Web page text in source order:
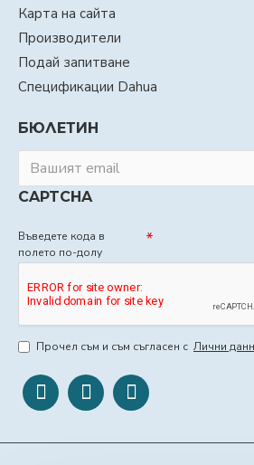
Карта на сайта
Производители
Подай запитване
Спецификации Dahua
БЮЛЕТИН
CAPTCHA
Въведете кода в
полето по-долу
Прочел съм и съм съгласен с Лични